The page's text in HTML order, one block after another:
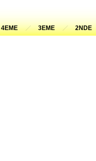
4EME 3EME 2NDE